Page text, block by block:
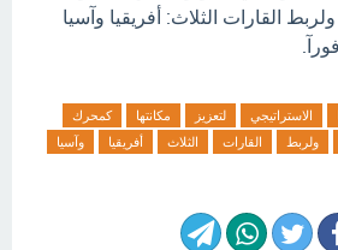
القارات الثلاث: أفريقيا وآسيا
الاستراتيجي لتعزيز مكانتها
كمحرك
ولربط القارات الثلاث أفريقيا
وآسيا